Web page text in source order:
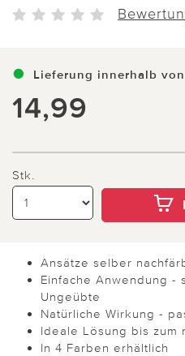
Lieferung innerhalb
14,99
Stk.
Ansätze selber
Einfache Anwendung -
Ungeübte
Natürliche Wirkung -
Ideale Lösung bis zum
In 4 Farben erhältlich